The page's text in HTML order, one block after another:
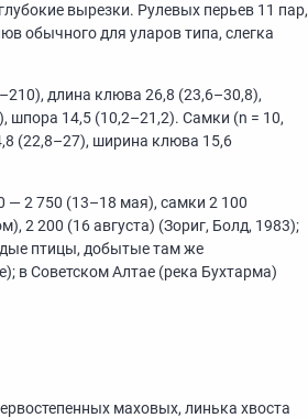
вырезки. Рулевых перьев 11 пар,
обычного для уларов типа, слегка
длина клюва 26,8 (23,6–30,8),
шпора 14,5 (10,2–21,2). Самки (n = 10,
(22,8–27), ширина клюва 15,6
— 2 750 (13–18 мая), самки 2 100
2 200 (16 августа) (Зориг, Болд, 1983);
птицы, добытые там же
в Советском Алтае (река Бухтарма)
маховых, линька хвоста